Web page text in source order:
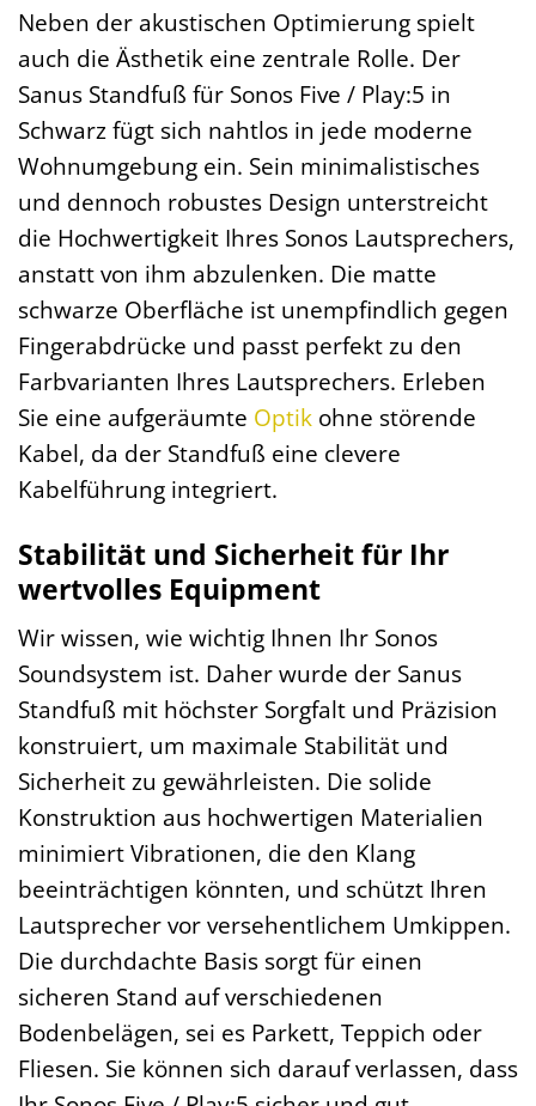
Neben der akustischen Optimierung spielt
auch die Ästhetik eine zentrale Rolle. Der
Sanus Standfuß für Sonos Five / Play:5 in
Schwarz fügt sich nahtlos in jede moderne
Wohnumgebung ein. Sein minimalistisches
und dennoch robustes Design unterstreicht
die Hochwertigkeit Ihres Sonos Lautsprechers,
anstatt von ihm abzulenken. Die matte
schwarze Oberfläche ist unempfindlich gegen
Fingerabdrücke und passt perfekt zu den
Farbvarianten Ihres Lautsprechers. Erleben
Sie eine aufgeräumte Optik ohne störende
Kabel, da der Standfuß eine clevere
Kabelführung integriert.
Stabilität und Sicherheit für Ihr
wertvolles Equipment
Wir wissen, wie wichtig Ihnen Ihr Sonos
Soundsystem ist. Daher wurde der Sanus
Standfuß mit höchster Sorgfalt und Präzision
konstruiert, um maximale Stabilität und
Sicherheit zu gewährleisten. Die solide
Konstruktion aus hochwertigen Materialien
minimiert Vibrationen, die den Klang
beeinträchtigen könnten, und schützt Ihren
Lautsprecher vor versehentlichem Umkippen.
Die durchdachte Basis sorgt für einen
sicheren Stand auf verschiedenen
Bodenbelägen, sei es Parkett, Teppich oder
Fliesen. Sie können sich darauf verlassen, dass